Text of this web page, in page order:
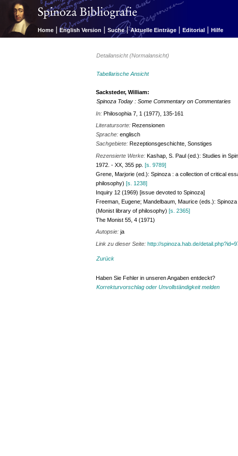
Home | English Version | Suche | Aktuelle Einträge | Editorial | Hilfe
Detailansicht (Normalansicht)
Tabellarische Ansicht
Sacksteder, William:
Spinoza Today : Some Commentary on Commentaries
In:Philosophia7, 1 (1977), 135-161
Literatursorte:Rezensionen
Sprache:englisch
Sachgebiete:Rezeptionsgeschichte, Sonstiges
Rezensierte Werke:Kashap, S. Paul (ed.): Studies in
1972. - XX, 355 pp.[s. 9789]
Grene, Marjorie (ed.): Spinoza : a collection of critical
philosophy)[s. 1238]
Inquiry 12 (1969) [issue devoted to Spinoza]
Freeman, Eugene; Mandelbaum, Maurice (eds.):
(Monist library of philosophy)[s. 2365]
The Monist 55, 4 (1971)
Autopsie:ja
Link zu dieser Seite:http://spinoza.hab.de/
Zurück
Haben Sie Fehler in unseren Angaben entdeckt?
Korrekturvorschlag oder Unvollständigkeit melden